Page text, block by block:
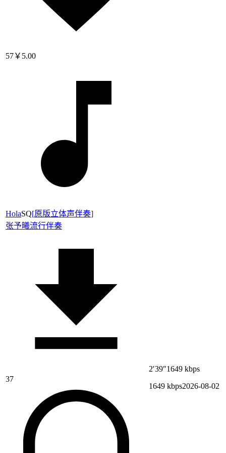
57￥5.00
HolaSQ[原版立体声伴奏]
张予曦流行伴奏
37
2′39″1649 kbps
1649 kbps2026-08-02